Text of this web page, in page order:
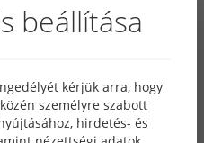
az egyik leggyakrabban
gáz. A CO2 gáz
acél hegesztésére,
beállítása
kérjük arra, hogy
személyre szabott
hirdetés- és